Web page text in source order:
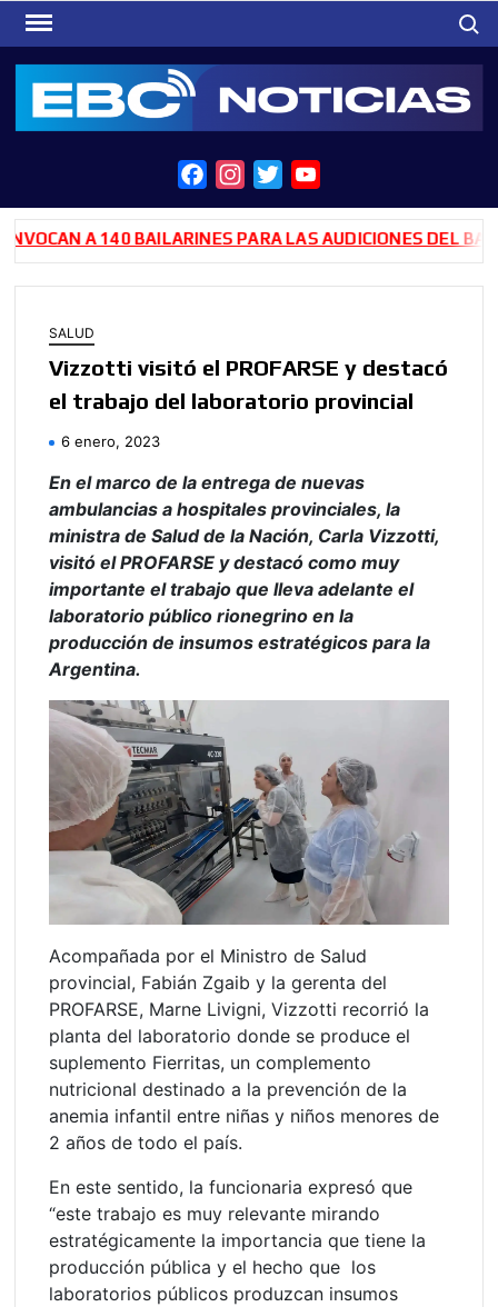
Saltar
contenido
a
c
e
b
k
n
s
t
a
a
m
w
i
t
t
o
u
T
u
A 140 BAILARINES PARA LAS AUDICIONES DEL BALLET
SALUD
Vizzotti visitó el PROFARSE y destacó
el trabajo del laboratorio provincial
6 enero, 2023
En el marco de la entrega de nuevas
ambulancias a hospitales provinciales, la
ministra de Salud de la Nación, Carla Vizzotti,
visitó el PROFARSE y destacó como muy
importante el trabajo que lleva adelante el
laboratorio público rionegrino en la
producción de insumos estratégicos para la
Argentina.
Acompañada por el Ministro de Salud
provincial, Fabián Zgaib y la gerenta del
PROFARSE, Marne Livigni, Vizzotti recorrió la
planta del laboratorio donde se produce el
suplemento Fierritas, un complemento
nutricional destinado a la prevención de la
anemia infantil entre niñas y niños menores de
2 años de todo el país.
En este sentido, la funcionaria expresó que
“este trabajo es muy relevante mirando
estratégicamente la importancia que tiene la
producción pública y el hecho que los
laboratorios públicos produzcan insumos